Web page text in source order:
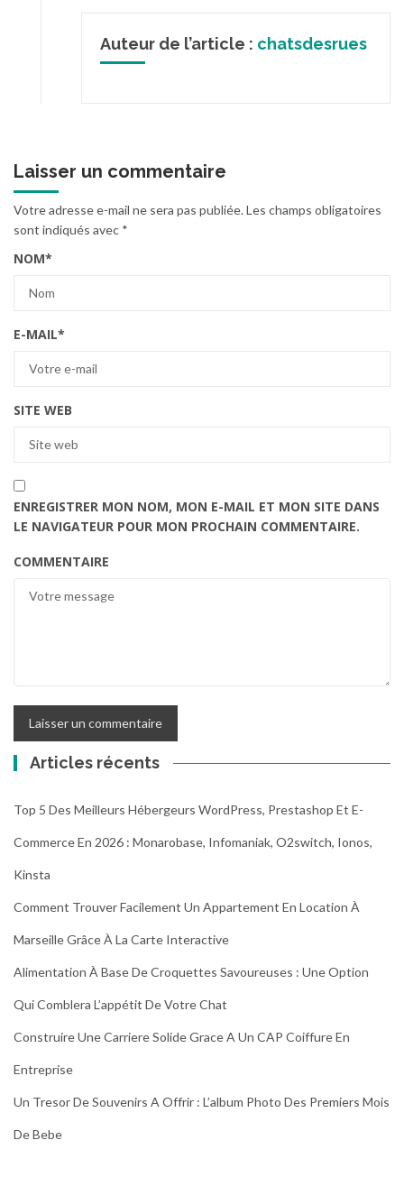
Auteur de l’article : chatsdesrues
Laisser un commentaire
Votre adresse e-mail ne sera pas publiée.Les champs obligatoires
sont indiqués avec *
NOM*
E-MAIL*
SITE WEB
ENREGISTRER MON NOM, MON E-MAIL ET MON SITE DANS
LE NAVIGATEUR POUR MON PROCHAIN COMMENTAIRE.
COMMENTAIRE
Articles récents
Top 5 Des Meilleurs Hébergeurs WordPress, Prestashop Et E-
Commerce En 2026 : Monarobase, Infomaniak, O2switch, Ionos,
Kinsta
Comment Trouver Facilement Un Appartement En Location À
Marseille Grâce À La Carte Interactive
Alimentation À Base De Croquettes Savoureuses : Une Option
Qui Comblera L’appétit De Votre Chat
Construire Une Carriere Solide Grace A Un CAP Coiffure En
Entreprise
Un Tresor De Souvenirs A Offrir : L’album Photo Des Premiers Mois
De Bebe